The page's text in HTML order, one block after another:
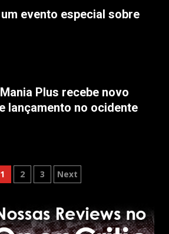
evento especial sobre
Plus recebe novo
lançamento no ocidente
Paginação
1 2 3 Next